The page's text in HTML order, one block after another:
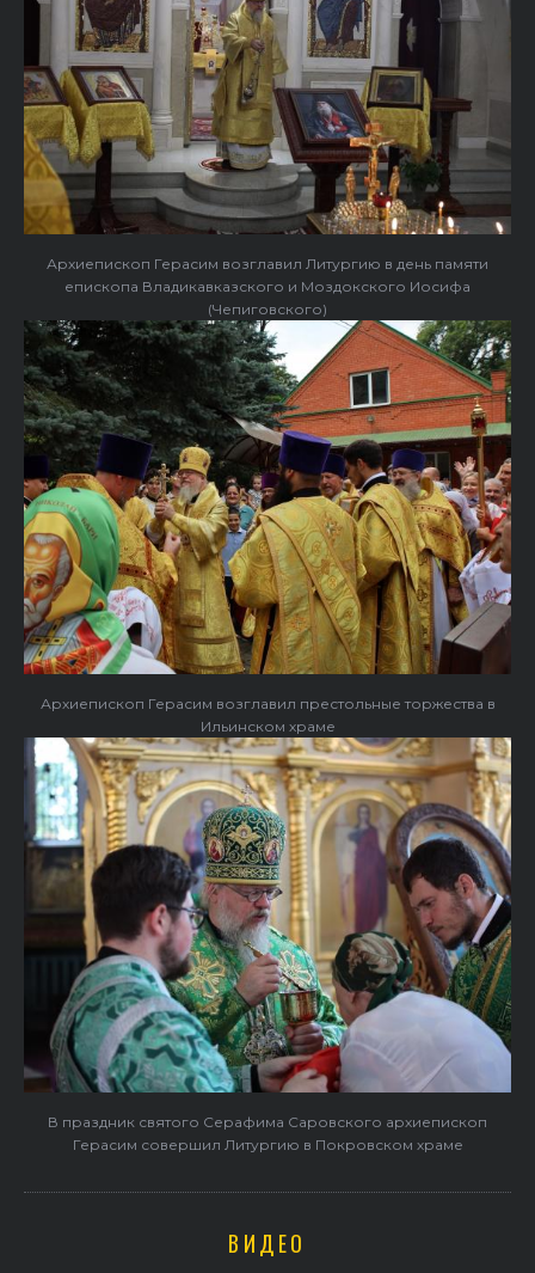
Архиепископ Герасим возглавил Литургию в день памяти
епископа Владикавказского и Моздокского Иосифа
(Чепиговского)
Архиепископ Герасим возглавил престольные торжества в
Ильинском храме
В праздник святого Серафима Саровского архиепископ
Герасим совершил Литургию в Покровском храме
ВИДЕО